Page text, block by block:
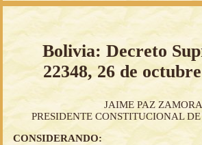
Bolivia: Decreto
22348, 26 de
JAIME PAZ ZAMORA
PRESIDENTE CONSTITUCIONAL
CONSIDERANDO: